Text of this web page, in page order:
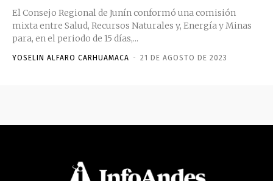
El Consejo Regional de Junín conformó una comisión
mixta entre Salud, Recursos Naturales y, Energía y Minas
para, en el periodo de 15 días,...
YOSELIN ALFARO CARHUAMACA - 21 DE AGOSTO DE 2023